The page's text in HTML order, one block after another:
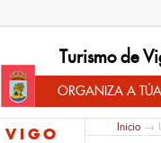
Turismo de
ORGANIZA A
VIGO Inicio→